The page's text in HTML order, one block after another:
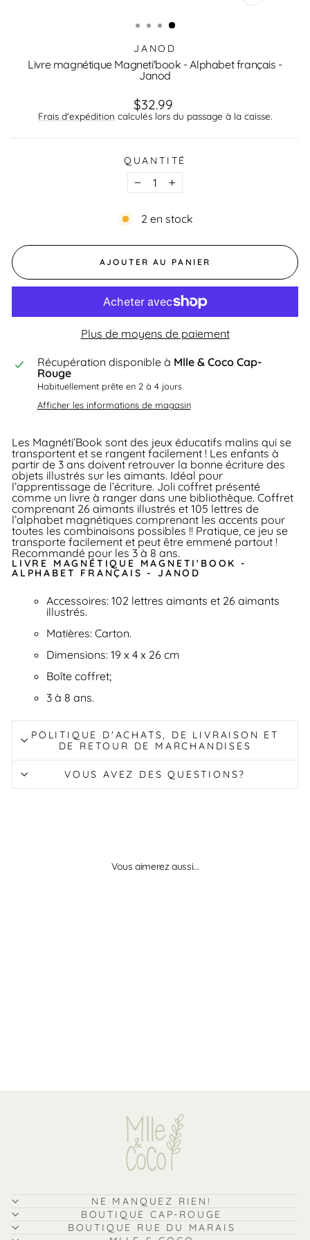
FERMER
JANOD
Livre magnétique Magneti'book - Alphabet français -
Janod
Prix
régulier
$32.99
Frais d'expédition calculés lors du passage à la caisse.
QUANTITÉ
− +
2 en stock
AJOUTER AU PANIER
Plus de moyens de paiement
Récupération disponible à Mlle & Coco Cap-
Rouge
Habituellement prête en 2 à 4 jours
Afficher les informations de magasin
Les Magnéti’Book sont des jeux éducatifs malins qui se
transportent et se rangent facilement ! Les enfants à
partir de 3 ans doivent retrouver la bonne écriture des
objets illustrés sur les aimants. Idéal pour
l’apprentissage de l’écriture. Joli coffret présenté
comme un livre à ranger dans une bibliothèque. Coffret
comprenant 26 aimants illustrés et 105 lettres de
l’alphabet magnétiques comprenant les accents pour
toutes les combinaisons possibles !! Pratique, ce jeu se
transporte facilement et peut être emmené partout !
Recommandé pour les 3 à 8 ans.
LIVRE MAGNÉTIQUE MAGNETI'BOOK -
ALPHABET FRANÇAIS - JANOD
Accessoires: 102 lettres aimants et 26 aimants
illustrés.
Matières: Carton.
Dimensions: 19 x 4 x 26 cm
Boîte coffret;
3 à 8 ans.
POLITIQUE D'ACHATS, DE LIVRAISON ET
DE RETOUR DE MARCHANDISES
VOUS AVEZ DES QUESTIONS?
Vous aimerez aussi...
NE MANQUEZ RIEN!
BOUTIQUE CAP-ROUGE
BOUTIQUE RUE DU MARAIS